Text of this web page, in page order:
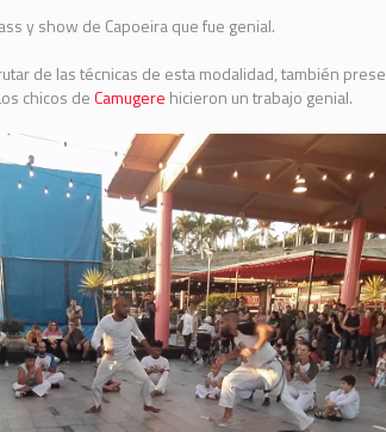
y show de Capoeira que fue genial.
de las técnicas de esta modalidad, también
chicos deCamugere hicieron un trabajo genial.